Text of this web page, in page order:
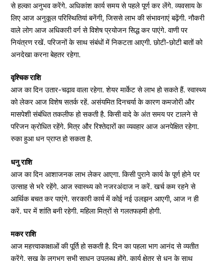
से हल्का अनुभव करेंगे. अधिकांश कार्य समय से पहले पूर्ण कर लेंगे. व्यवसाय के
लिए आज अनुकूल परिस्थितियां बनेंगी, जिससे लाभ की संभावनाएं बढ़ेंगी. नौकरी
वाले लोग आज अधिकारी वर्ग से विशेष प्रयोजन सिद्ध कर पाएंगे. वाणी पर
नियंत्रण रखें. परिजनों के साथ संबंधों में निकटता आएगी. छोटी-छोटी बातों को
अनदेखा करना बेहतर रहेगा.
वृश्चिक राशि
आज का दिन उतार-चढ़ाव वाला रहेगा. शेयर मार्केट से लाभ हो सकते हैं. स्वास्थ्य
को लेकर आज विशेष सतर्क रहें. असंयमित दिनचर्या के कारण कमजोरी और
मासपेशी संबंधित तकलीफ हो सकती है. किसी वादे के अंत समय पर टालने से
परिजन क्रोधित रहेंगे. मित्र और रिश्तेदारों का व्यवहार आज अनपेक्षित रहेगा.
रुका हुआ धन प्राप्त हो सकता है.
धनु राशि
आज का दिन आशाजनक लाभ लेकर आएगा. किसी पुराने कार्य के पूर्ण होने पर
उत्साह से भरे रहेंगे. आज स्वास्थ्य को नजरअंदाज न करें. खर्च कम रहने से
आर्थिक बचत कर पाएंगे. सरकारी कार्य में कोई नई उलझन आएगी, आज न ही
करें. घर में शांति बनी रहेगी. महिला मित्रों से गलतफहमी होगी.
मकर राशि
आज महत्त्वाकाक्षाओं की पूर्ति हो सकती है. दिन का पहला भाग आनंद से व्यतीत
करेंगे, सुख के लगभग सभी साधन उपलब्ध होंगे. कार्य क्षेत्र से धन के साथ